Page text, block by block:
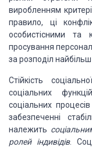
виробленням
правило, ці
особистісними та
просування
за розподіл
Стійкість
соціальних
соціальних
забезпеченні
належить
ролей індивідів.